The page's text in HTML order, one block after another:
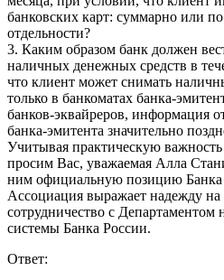
банковских карт: суммарно или
отдельности?
3. Каким образом банк должен
наличных денежных средств в
что клиент может снимать
только в банкоматах банка-
банков-эквайреров, информация
банка-эмитента значительно
Учитывая практическую
просим Вас, уважаемая Алла
ним официальную позицию Банка
Ассоциация выражает надежду
сотрудничество с
системы Банка России.
Ответ: